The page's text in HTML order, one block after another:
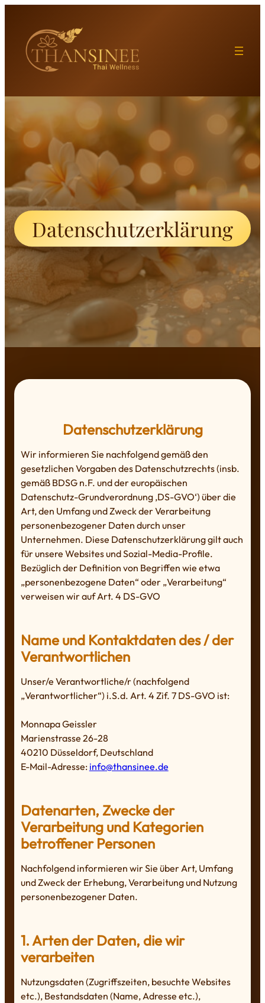
Datenschutzerklärung
Datenschutzerklärung
Wir informieren Sie nachfolgend gemäß den
gesetzlichen Vorgaben des Datenschutzrechts (insb.
gemäß BDSG n.F. und der europäischen
Datenschutz-Grundverordnung ‚DS-GVO‘) über die
Art, den Umfang und Zweck der Verarbeitung
personenbezogener Daten durch unser
Unternehmen. Diese Datenschutzerklärung gilt auch
für unsere Websites und Sozial-Media-Profile.
Bezüglich der Definition von Begriffen wie etwa
„personenbezogene Daten“ oder „Verarbeitung“
verweisen wir auf Art. 4 DS-GVO
Name und Kontaktdaten des / der
Verantwortlichen
Unser/e Verantwortliche/r (nachfolgend
„Verantwortlicher“) i.S.d. Art. 4 Zif. 7 DS-GVO ist:
Monnapa Geissler
Marienstrasse 26-28
40210 Düsseldorf, Deutschland
E-Mail-Adresse: info@thansinee.de
Datenarten, Zwecke der
Verarbeitung und Kategorien
betroffener Personen
Nachfolgend informieren wir Sie über Art, Umfang
und Zweck der Erhebung, Verarbeitung und Nutzung
personenbezogener Daten.
1. Arten der Daten, die wir
verarbeiten
Nutzungsdaten (Zugriffszeiten, besuchte Websites
etc.), Bestandsdaten (Name, Adresse etc.),